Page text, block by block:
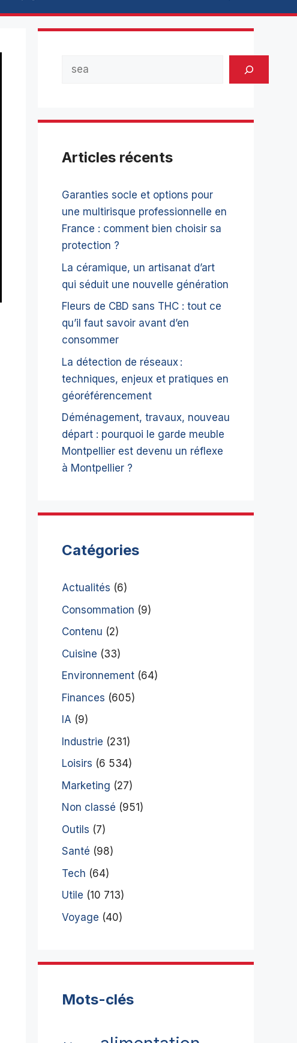
Articles récents
Garanties socle et options pour
une multirisque professionnelle en
France : comment bien choisir sa
protection ?
La céramique, un artisanat d’art
qui séduit une nouvelle génération
Fleurs de CBD sans THC : tout ce
qu’il faut savoir avant d’en
consommer
La détection de réseaux :
techniques, enjeux et pratiques en
géoréférencement
Déménagement, travaux, nouveau
départ : pourquoi le garde meuble
Montpellier est devenu un réflexe
à Montpellier ?
Catégories
Actualités (6)
Consommation (9)
Contenu (2)
Cuisine (33)
Environnement (64)
Finances (605)
IA (9)
Industrie (231)
Loisirs (6 534)
Marketing (27)
Non classé (951)
Outils (7)
Santé (98)
Tech (64)
Utile (10 713)
Voyage (40)
Mots-clés